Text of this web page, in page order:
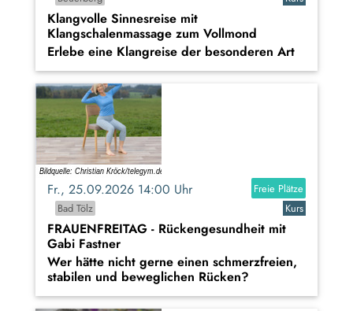
Klangvolle Sinnesreise mit
Klangschalenmassage zum Vollmond
Erlebe eine Klangreise der besonderen Art
Fr., 25.09.2026 14:00 Uhr
Freie Plätze
Bad Tölz
Kurs
FRAUENFREITAG - Rückengesundheit mit
Gabi Fastner
Wer hätte nicht gerne einen schmerzfreien,
stabilen und beweglichen Rücken?